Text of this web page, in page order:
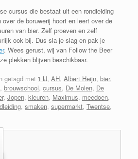
cursus die bestaat uit een rondleiding
de boruwerij hoort en leert over de
van bier. Zelf proeven en zelf
ook bij. Dus sla je slag en pak je
. Wees gerust, wij van Follow the Beer
plekken blijven beschikbaar.
getagd met 't IJ, AH, Albert Heijn, bier,
, brouwschool, cursus, De Molen, De
, Jopen, kleuren, Maximus, meedoen,
, smaken, supermarkt, Twentse,